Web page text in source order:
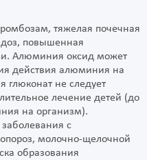
тяжелая почечная
повышенная
Алюминия оксид может
действия алюминия на
глюконат не следует
лечение детей (до
на организм).
с
молочно-щелочной
образования